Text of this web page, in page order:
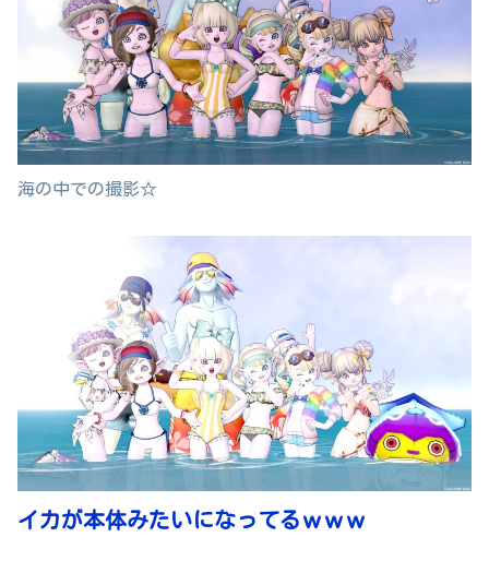
海の中での撮影☆
イカが本体みたいになってるｗｗｗ